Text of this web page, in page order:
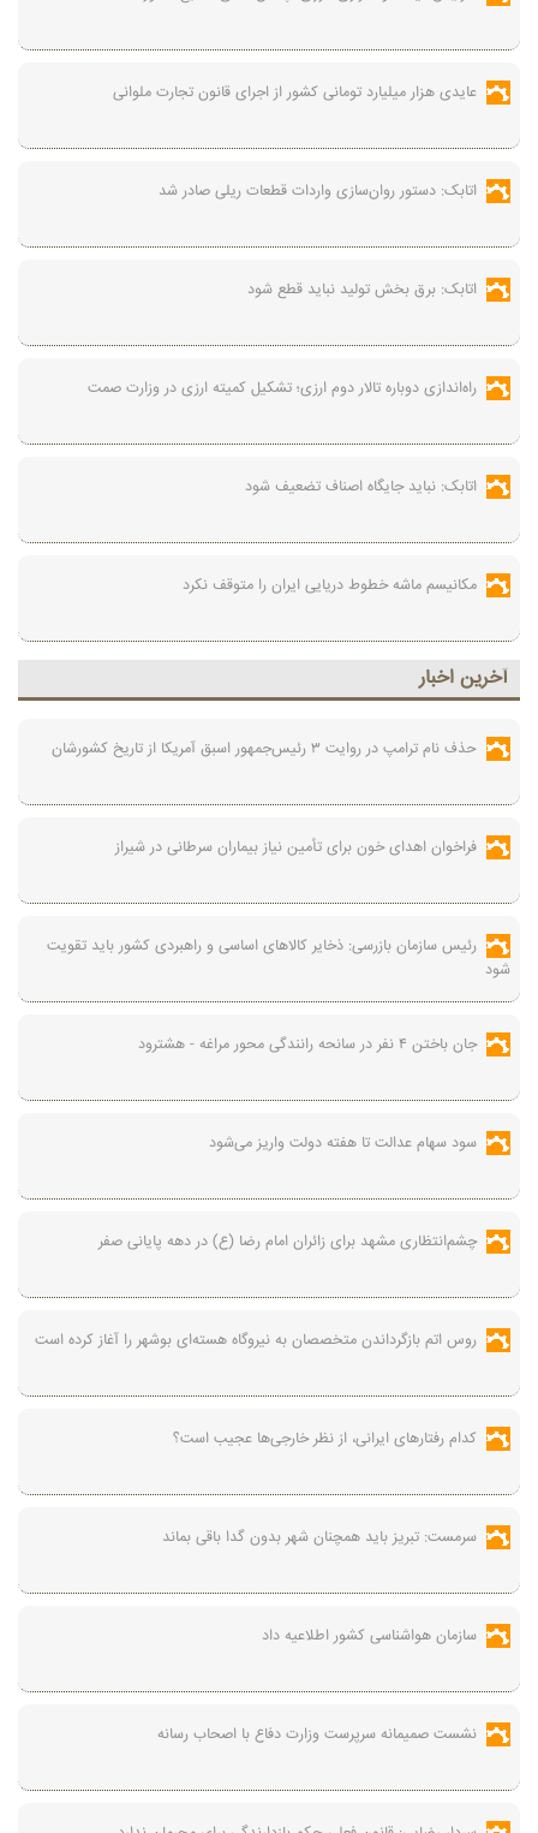
عایدی هزار میلیارد تومانی کشور از اجرای قانون تجارت ملوانی
اتابک: دستور روان‌سازی واردات قطعات ریلی صادر شد
اتابک: برق بخش تولید نباید قطع شود
راه‌اندازی دوباره تالار دوم ارزی؛ تشکیل کمیته ارزی در وزارت صمت
اتابک: نباید جایگاه اصناف تضعیف شود
مکانیسم ماشه خطوط دریایی ایران را متوقف نکرد
آخرين اخبار
حذف نام ترامپ در روایت ۳ رئیس‌جمهور اسبق آمریکا از تاریخ کشورشان
فراخوان اهدای خون برای تأمین نیاز بیماران سرطانی در شیراز
رئیس سازمان بازرسی: ذخایر کالاهای اساسی و راهبردی کشور باید تقویت
شود
جان باختن ۴ نفر در سانحه رانندگی محور مراغه - هشترود
سود سهام عدالت تا هفته دولت واریز می‌شود
چشم‌انتظاری مشهد برای زائران امام رضا (ع) در دهه پایانی صفر
روس اتم بازگرداندن متخصصان به نیروگاه هسته‌ای بوشهر را آغاز کرده است
کدام رفتارهای ایرانی، از نظر خارجی‌ها عجیب است؟
سرمست: تبریز باید همچنان شهر بدون گدا باقی بماند
سازمان هواشناسی کشور اطلاعیه داد
نشست صمیمانه سرپرست وزارت دفاع با اصحاب رسانه